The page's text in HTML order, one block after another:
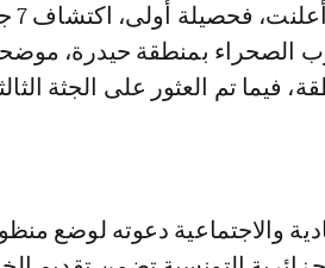
وكانت السلطات
الصحراء بمنطقة حيدرة،
فيما تم العثور على الجثة
والاجتماعية دعوته لوضع